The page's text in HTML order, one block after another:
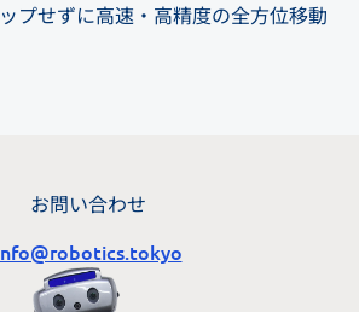
プせずに高速・高精度の全方位移動
お問い合わせ